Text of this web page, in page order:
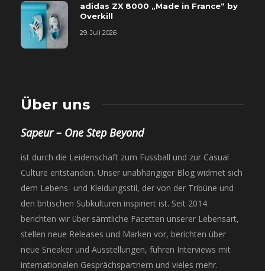
adidas ZX 8000 „Made in France“ by
Overkill
29. Juli 2026
Über uns
Sapeur – One Step Beyond
ist durch die Leidenschaft zum Fussball und zur Casual
Culture entstanden. Unser unabhängiger Blog widmet sich
dem Lebens- und Kleidungsstil, der von der Tribüne und
den britischen Subkulturen inspiriert ist. Seit 2014
berichten wir über sämtliche Facetten unserer Lebensart,
stellen neue Releases und Marken vor, berichten über
neue Sneaker und Ausstellungen, führen Interviews mit
internationalen Gesprächspartnern und vieles mehr.